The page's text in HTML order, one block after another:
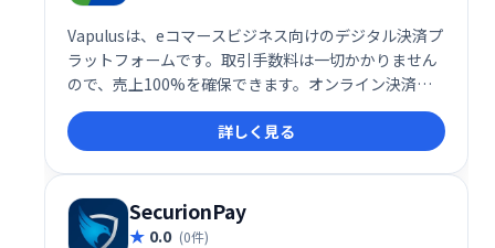
Vapulusは、eコマースビジネス向けのデジタル決済プ
ラットフォームです。取引手数料は一切かかりません
ので、売上100%を確保できます。オンライン決済を
スムーズに行え、消費者向けの専用アプリも提供。手
数料不要で、売上の最大化と効率的な決済処理を実現
し、ビジネスの成長をサポートします。
詳しく見る
SecurionPay
0.0 (0件)